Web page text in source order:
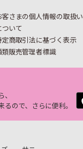
客さまの個人情報の取扱い
ついて
定商取引法に基づく表示
類販売管理者標識
るので、さらに便利。